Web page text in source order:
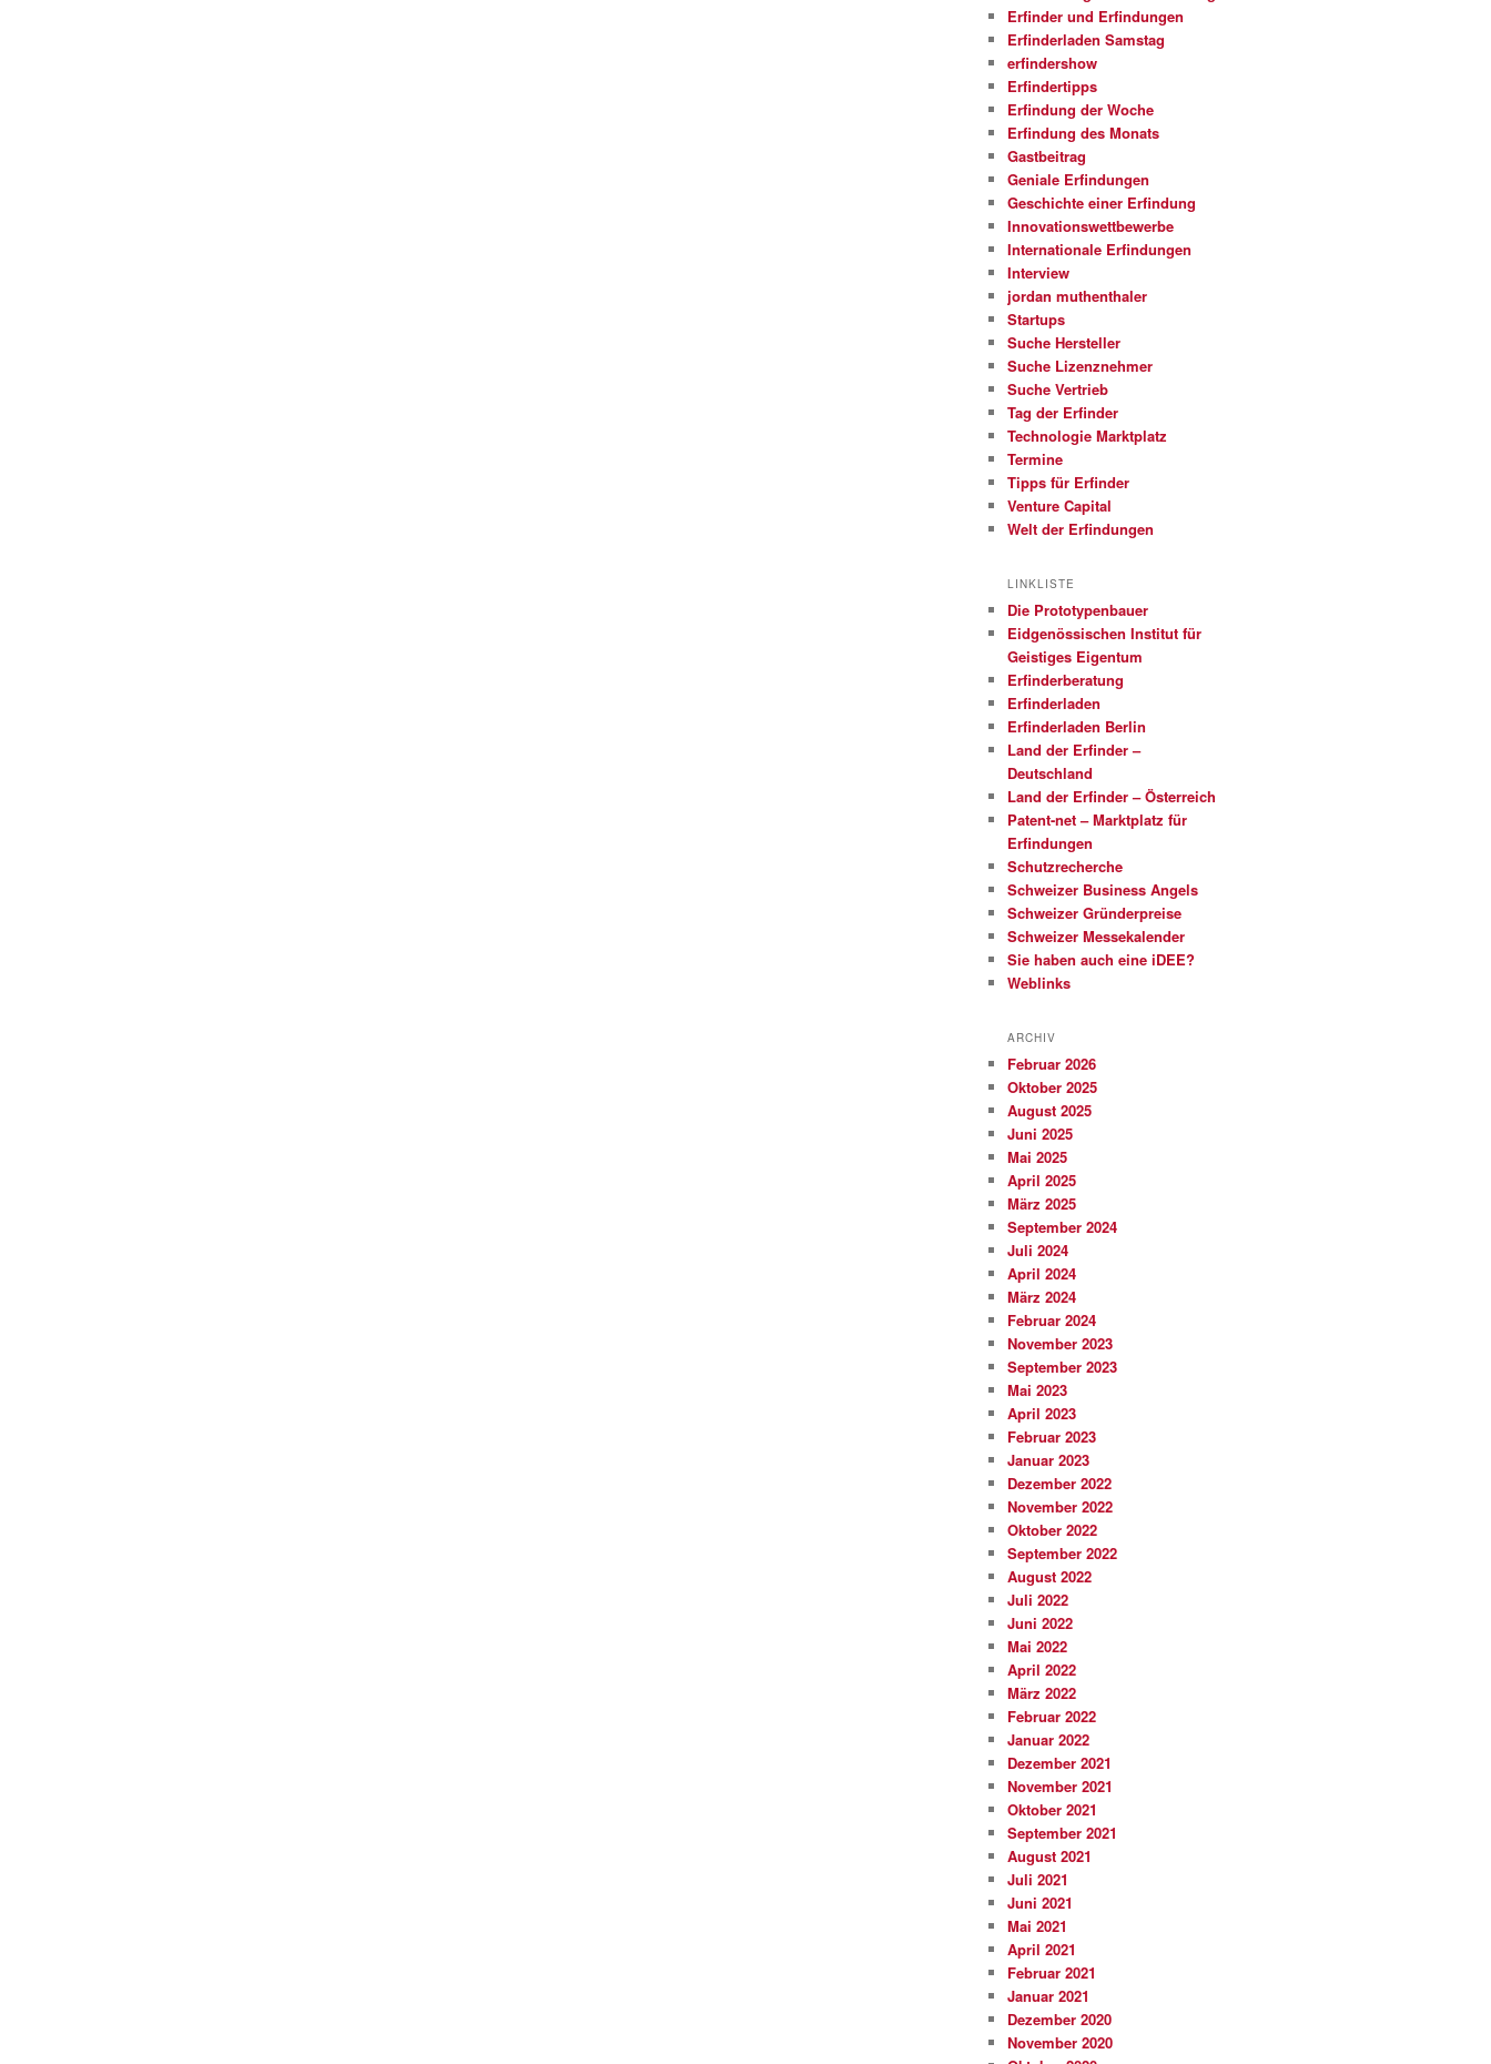
Erfinder und Erfindungen
Erfinderladen Samstag
erfindershow
Erfindertipps
Erfindung der Woche
Erfindung des Monats
Gastbeitrag
Geniale Erfindungen
Geschichte einer Erfindung
Innovationswettbewerbe
Internationale Erfindungen
Interview
jordan muthenthaler
Startups
Suche Hersteller
Suche Lizenznehmer
Suche Vertrieb
Tag der Erfinder
Technologie Marktplatz
Termine
Tipps für Erfinder
Venture Capital
Welt der Erfindungen
LINKLISTE
Die Prototypenbauer
Eidgenössischen Institut für
Geistiges Eigentum
Erfinderberatung
Erfinderladen
Erfinderladen Berlin
Land der Erfinder –
Deutschland
Land der Erfinder – Österreich
Patent-net – Marktplatz für
Erfindungen
Schutzrecherche
Schweizer Business Angels
Schweizer Gründerpreise
Schweizer Messekalender
Sie haben auch eine iDEE?
Weblinks
ARCHIV
Februar 2026
Oktober 2025
August 2025
Juni 2025
Mai 2025
April 2025
März 2025
September 2024
Juli 2024
April 2024
März 2024
Februar 2024
November 2023
September 2023
Mai 2023
April 2023
Februar 2023
Januar 2023
Dezember 2022
November 2022
Oktober 2022
September 2022
August 2022
Juli 2022
Juni 2022
Mai 2022
April 2022
März 2022
Februar 2022
Januar 2022
Dezember 2021
November 2021
Oktober 2021
September 2021
August 2021
Juli 2021
Juni 2021
Mai 2021
April 2021
Februar 2021
Januar 2021
Dezember 2020
November 2020